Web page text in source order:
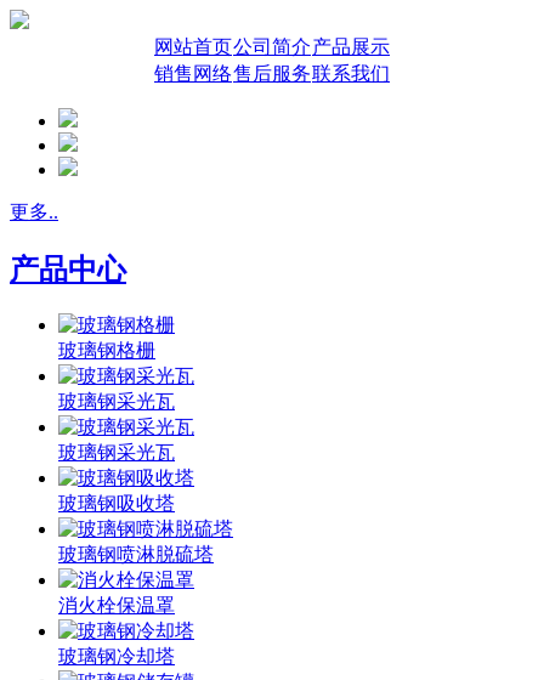
网站首页公司简介产品展示
销售网络售后服务联系我们
更多..
产品中心
玻璃钢格栅
玻璃钢采光瓦
玻璃钢采光瓦
玻璃钢吸收塔
玻璃钢喷淋脱硫塔
消火栓保温罩
玻璃钢冷却塔